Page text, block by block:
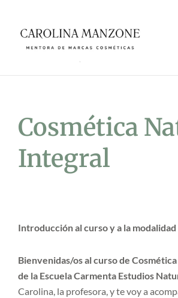
contenido
Cosmética
Integral
Introducción al curso y a la
Bienvenidas/os al curso de
de la Escuela Carmenta Estudios
Carolina, la profesora, y te voy a